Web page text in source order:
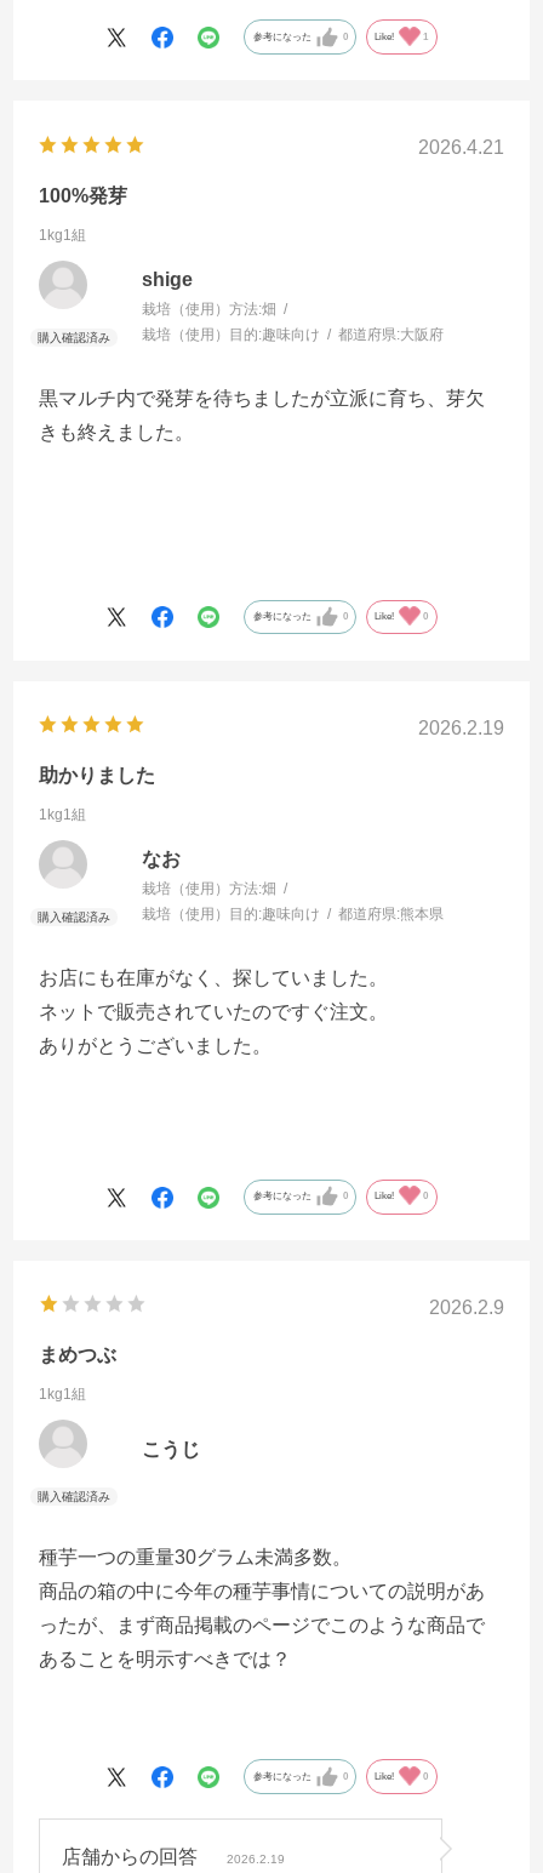
にくいようではありました。 また落ち葉を入れず
に薪灰を施用していた箇所では中玉程度の大きさの
のは非常に生育は強く、前年から落ち葉ベースで土
を作っておけば大玉も簡単に取れるので、この銘柄
なら春秋が不明な昨今の天候下でも負けないで育ち
そうに思います。
参考になった 0 Like! 1
2026.4.21
100%発芽
1kg1組
shige
栽培（使用）方法:畑
栽培（使用）目的:趣味向け 都道府県:大阪府
黒マルチ内で発芽を待ちましたが立派に育ち、芽欠
きも終えました。
参考になった 0 Like! 0
2026.2.19
助かりました
1kg1組
なお
栽培（使用）方法:畑
栽培（使用）目的:趣味向け 都道府県:熊本県
お店にも在庫がなく、探していました。
ネットで販売されていたのですぐ注文。
ありがとうございました。
参考になった 0 Like! 0
2026.2.9
まめつぶ
1kg1組
こうじ
種芋一つの重量30グラム未満多数。
商品の箱の中に今年の種芋事情についての説明があ
ったが、まず商品掲載のページでこのような商品で
あることを明示すべきでは？
参考になった 0 Like! 0
店舗からの回答 2026.2.19